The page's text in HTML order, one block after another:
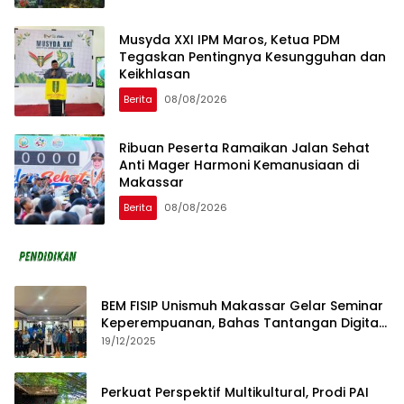
Musyda XXI IPM Maros, Ketua PDM
Tegaskan Pentingnya Kesungguhan dan
Keikhlasan
Berita 08/08/2026
Ribuan Peserta Ramaikan Jalan Sehat
Anti Mager Harmoni Kemanusiaan di
Makassar
Berita 08/08/2026
BEM FISIP Unismuh Makassar Gelar Seminar
Keperempuanan, Bahas Tantangan Digital
dan Budaya Lokal
19/12/2025
Perkuat Perspektif Multikultural, Prodi PAI